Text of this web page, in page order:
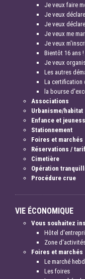
Je veux faire
Je veux
Je veux
Je veux me
Je veux
Bientôt 16 ans
Je veux
Les autres
La certification
la bourse
Associations
Urbanisme/habitat
Enfance et
Stationnement
Foires et marchés
Réservations /
Cimetière
Opération
Procédure crue
VIE ÉCONOMIQUE
Vous souhaitez
Hôtel
Zone
Foires et marchés
Le marché
Les foires